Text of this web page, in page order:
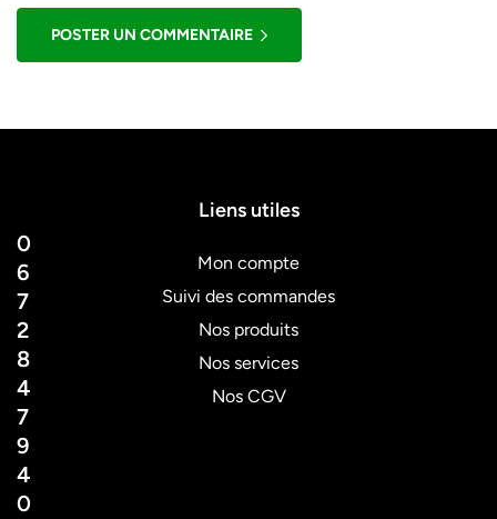
POSTER UN COMMENTAIRE
0
6
7
2
8
4
7
9
4
0
Liens utiles
Mon compte
Suivi des commandes
Nos produits
Nos services
Nos CGV